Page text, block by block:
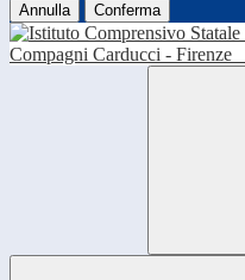
Annulla Conferma
Compagni Carducci - Firenze